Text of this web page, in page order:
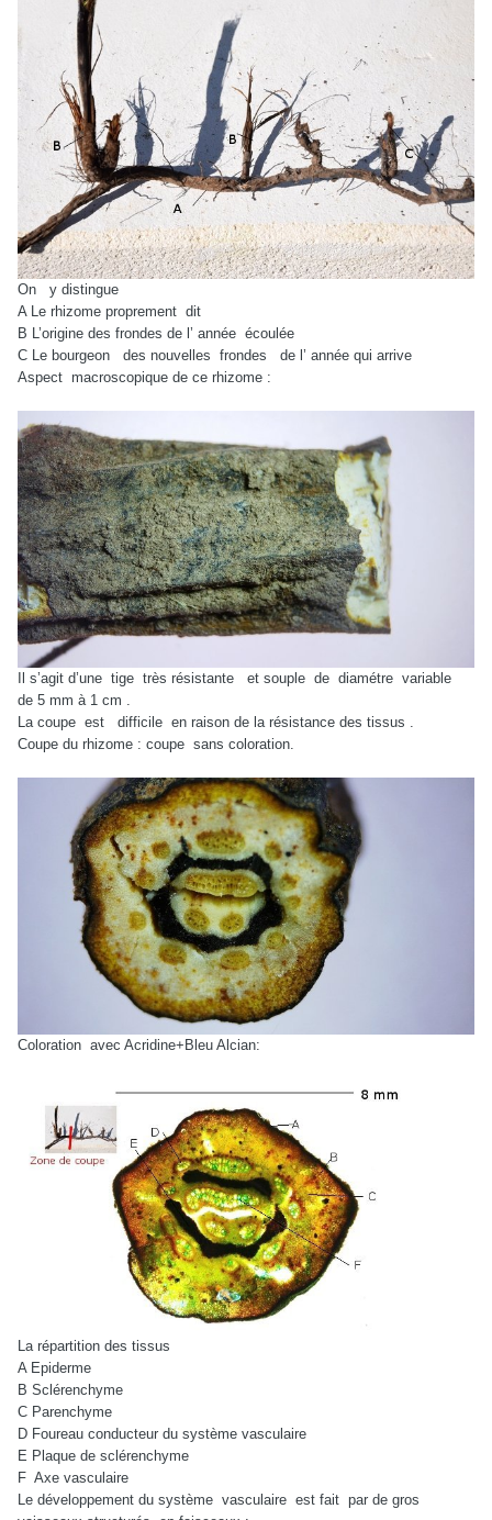
On
y distingue
A Le rhizome proprement dit
B L’origine des frondes de l’ année écoulée
C Le bourgeon
des nouvelles frondes
de l’ année qui arrive
Aspect macroscopique de ce rhizome :
Il s’agit d’une tige très résistante et souple de diamétre variable
de 5 mm à 1 cm .
La coupe est difficile en raison de la résistance des tissus .
Coupe du rhizome : coupe sans coloration.
Coloration avec Acridine+Bleu Alcian:
La répartition des tissus
A Epiderme
B Sclérenchyme
C Parenchyme
D Foureau conducteur du système vasculaire
E Plaque de sclérenchyme
F Axe vasculaire
Le développement du système vasculaire est fait par de gros